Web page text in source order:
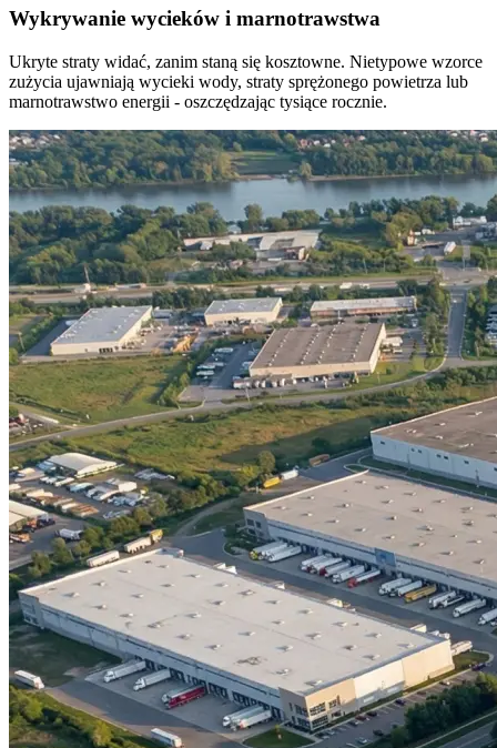
Wykrywanie wycieków i marnotrawstwa
Ukryte straty widać, zanim staną się kosztowne. Nietypowe wzorce
zużycia ujawniają wycieki wody, straty sprężonego powietrza lub
marnotrawstwo energii - oszczędzając tysiące rocznie.